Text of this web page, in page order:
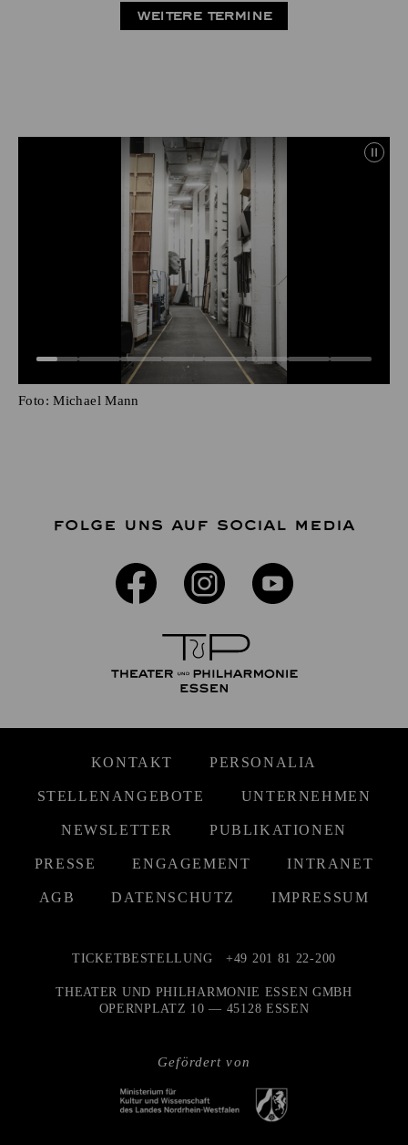
WEITERE TERMINE
Foto: Michael Mann
FOLGE UNS AUF SOCIAL MEDIA
KONTAKT PERSONALIA
STELLENANGEBOTE UNTERNEHMEN
NEWSLETTER PUBLIKATIONEN
PRESSE ENGAGEMENT INTRANET
AGB DATENSCHUTZ IMPRESSUM
Gefördert von
TICKETBESTELLUNG +49 201 81 22-200
THEATER UND PHILHARMONIE ESSEN GMBH
OPERNPLATZ 10 — 45128 ESSEN